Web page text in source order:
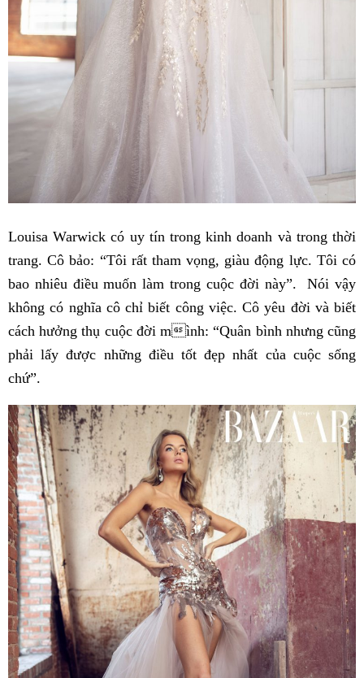
Louisa Warwick có uy tín trong kinh doanh và trong thời
trang. Cô bảo: “Tôi rất tham vọng, giàu động lực. Tôi có
bao nhiêu điều muốn làm trong cuộc đời này”. Nói vậy
không có nghĩa cô chỉ biết công việc. Cô yêu đời và biết
cách hưởng thụ cuộc đời mình: “Quân bình nhưng cũng
phải lấy được những điều tốt đẹp nhất của cuộc sống
chứ”.